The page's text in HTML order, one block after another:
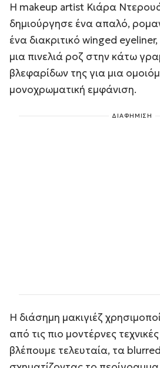
Η makeup artist Κιάρα
δημιούργησε ένα απαλό,
ένα διακριτικό winged
μια πινελιά ροζ στην κάτω
βλεφαρίδων της για μια
μονοχρωματική εμφάνιση.
ΔΙΑΦΗΜΙΣΗ
Η διάσημη μακιγιέζ
από τις πιο μοντέρνες
βλέπουμε τελευταία, τα